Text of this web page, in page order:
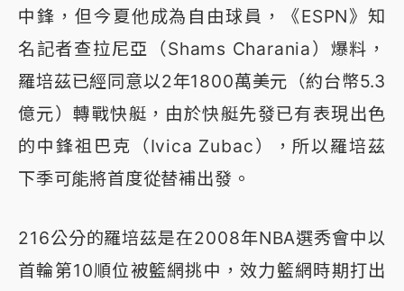
中鋒，但今夏他成為自由球員，《ESPN》知
名記者查拉尼亞（Shams Charania）爆料，
羅培茲已經同意以2年1800萬美元（約台幣5.3
億元）轉戰快艇，由於快艇先發已有表現出色
的中鋒祖巴克（Ivica Zubac），所以羅培茲
下季可能將首度從替補出發。
216公分的羅培茲是在2008年NBA選秀會中以
首輪第10順位被籃網挑中，效力籃網時期打出